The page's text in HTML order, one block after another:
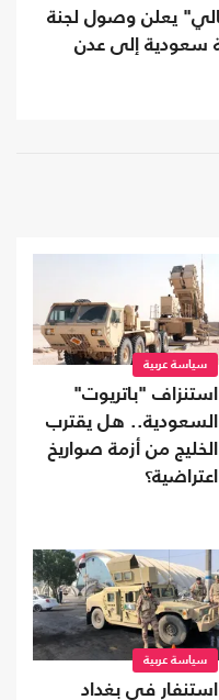
يعلن وصول لجنة
سعودية إلى عدن
سياسة عربية
استنزاف "باتريوت"
السعودية.. هل يقترب
الخليج من أزمة صواريخ
اعتراضية؟
سياسة عربية
استنفار في بغداد